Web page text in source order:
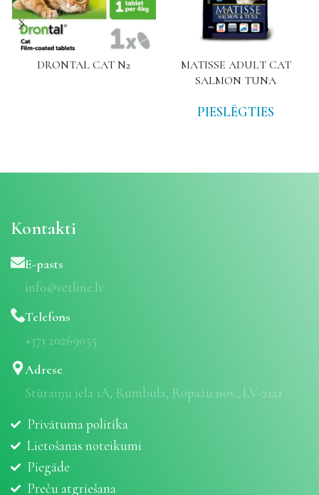
DRONTAL CAT N2
MATISSE ADULT CAT
SALMON TUNA
PIESLĒGTIES
Kontakti
E-pasts
info@vetline.lv
Telefons
+371 20269055
Adrese
Stūraiņu iela 1A, Rumbula, Ropažu nov., LV-2121
Privātuma politika
Lietošanas noteikumi
Piegāde
Preču atgriešana